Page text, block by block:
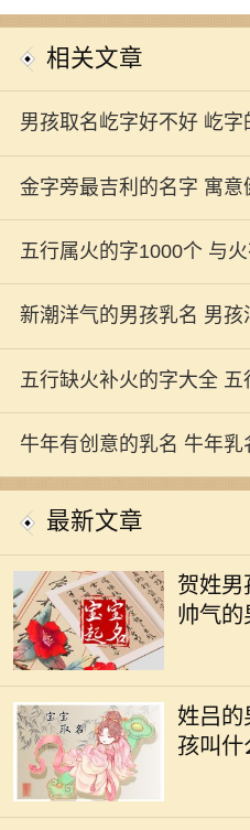
相关文章
男孩取名屹字好不好 屹字
金字旁最吉利的名字 寓意
五行属火的字1000个 与
新潮洋气的男孩乳名 男孩
五行缺火补火的字大全
牛年有创意的乳名 牛年乳
最新文章
贺姓男
帅气的
姓吕的
孩叫什